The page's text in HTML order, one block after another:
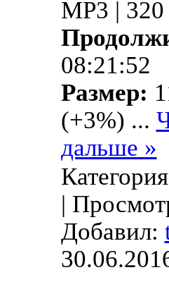
MP3 |
08:21:52
Размер:
(+3%) ...
дальше »
|
Добавил: